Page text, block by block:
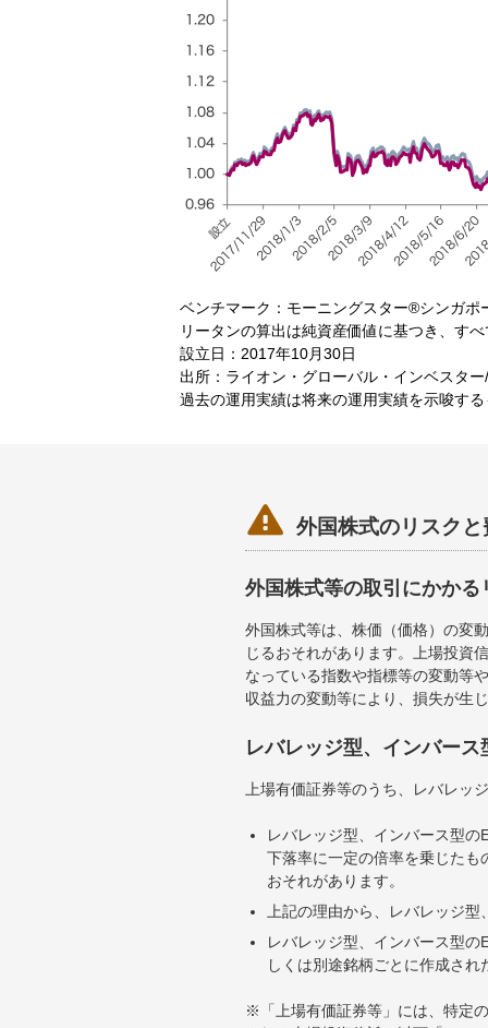
ベンチマーク：モーニングスター®シンガ
リータンの算出は純資産価値に基つき、す
設立日：2017年10月30日
出所：ライオン・グローバル・インベスタ
過去の運用実績は将来の運用実績を示唆す
 外国株式のリスク
外国株式等の取引にかかる
外国株式等は、株価（価格）の変
じるおそれがあります。上場投資
なっている指数や指標等の変動等
収益力の変動等により、損失が生
レバレッジ型、インバー
上場有価証券等のうち、レバレ
レバレッジ型、インバース型
下落率に一定の倍率を乗じた
おそれがあります。
上記の理由から、レバレッジ
レバレッジ型、インバース型
しくは別途銘柄ごとに作成さ
※「上場有価証券等」には、特定